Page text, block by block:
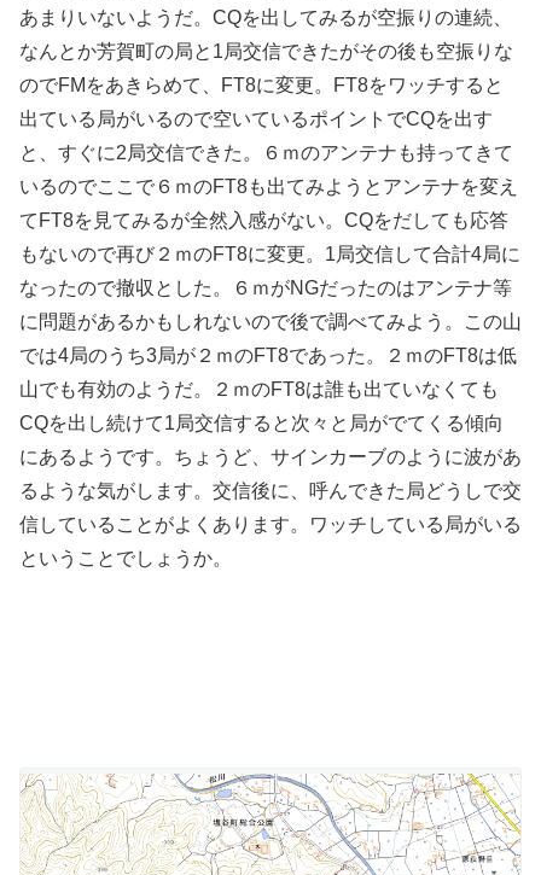
あまりいないようだ。CQを出してみるが空振りの連続、
なんとか芳賀町の局と1局交信できたがその後も空振りな
のでFMをあきらめて、FT8に変更。FT8をワッチすると
出ている局がいるので空いているポイントでCQを出す
と、すぐに2局交信できた。６ｍのアンテナも持ってきて
いるのでここで６ｍのFT8も出てみようとアンテナを変え
てFT8を見てみるが全然入感がない。CQをだしても応答
もないので再び２ｍのFT8に変更。1局交信して合計4局に
なったので撤収とした。６ｍがNGだったのはアンテナ等
に問題があるかもしれないので後で調べてみよう。この山
では4局のうち3局が２ｍのFT8であった。２ｍのFT8は低
山でも有効のようだ。２ｍのFT8は誰も出ていなくても
CQを出し続けて1局交信すると次々と局がでてくる傾向
にあるようです。ちょうど、サインカーブのように波があ
るような気がします。交信後に、呼んできた局どうしで交
信していることがよくあります。ワッチしている局がいる
ということでしょうか。